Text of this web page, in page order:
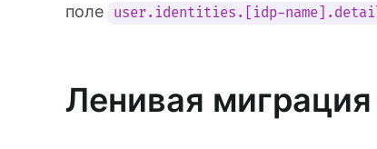
поле
user.identities.[idp-
Ленивая